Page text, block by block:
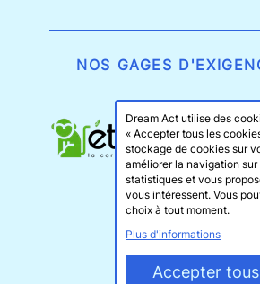
NOS GAGES
Dream Act utilise des
« Accepter tous les
stockage de cookies sur
améliorer la navigation
statistiques et vous
vous intéressent. Vous
choix à tout moment.
Plus d'informations
Accepter